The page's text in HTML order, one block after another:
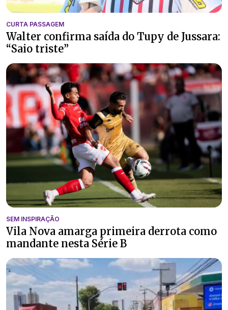
CURTA PASSAGEM
Walter confirma saída do Tupy de Jussara:
“Saio triste”
SEM INSPIRAÇÃO
Vila Nova amarga primeira derrota como
mandante nesta Série B